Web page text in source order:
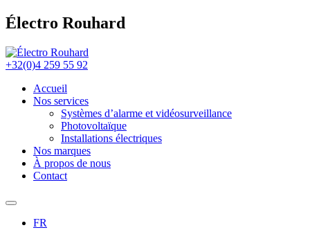
Électro Rouhard
+32(0)4 259 55 92
Accueil
Nos services
Systèmes d’alarme et vidéosurveillance
Photovoltaïque
Installations électriques
Nos marques
À propos de nous
Contact
FR